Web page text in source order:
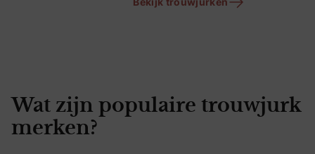
Wat zijn populaire trouwjurk
merken?